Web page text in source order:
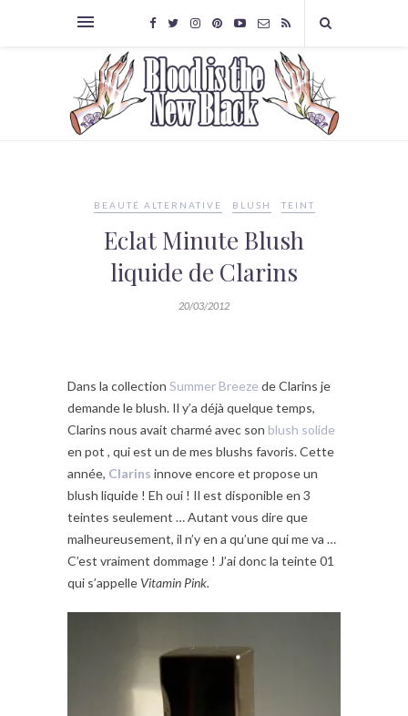
BEAUTÉ ALTERNATIVE BLUSH TEINT
Eclat Minute Blush
liquide de Clarins
20/03/2012
Dans la collection Summer Breeze de Clarins je
demande le blush. Il y’a déjà quelque temps,
Clarins nous avait charmé avec son blush solide
en pot , qui est un de mes blushs favoris. Cette
année, Clarins innove encore et propose un
blush liquide ! Eh oui ! Il est disponible en 3
teintes seulement … Autant vous dire que
malheureusement, il n’y en a qu’une qui me va …
C’est vraiment dommage ! J’ai donc la teinte 01
qui s’appelle Vitamin Pink.